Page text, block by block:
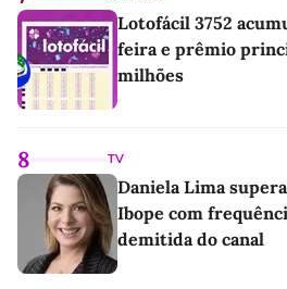
Lotofácil 3752
feira e prêmio
milhões
8 TV
Daniela Lima
Ibope com
demitida do canal